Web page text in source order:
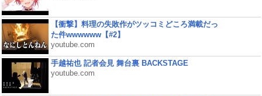
【衝撃】料理の失敗作がツッコミどころ満載だっ
た件wwwwww【#2】
youtube.com
手越祐也 記者会見 舞台裏 BACKSTAGE
youtube.com